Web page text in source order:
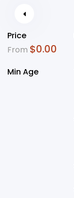
Price
From $0.00
Min Age